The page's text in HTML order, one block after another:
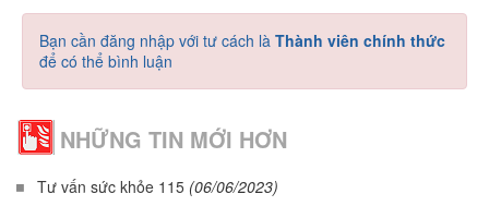
Bạn cần đăng nhập với tư cách là Thành viên chính thức
để có thể bình luận
NHỮNG TIN MỚI HƠN
Tư vấn sức khỏe 115 (06/06/2023)